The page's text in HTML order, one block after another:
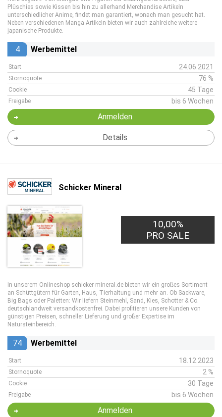
Plüschies sowie Kissen bis hin zu allerhand Merchandise Artikeln
unterschiedlicher Anime, findet man garantiert, wonach man gesucht hat.
Neben verschiedenen Manga Artikeln bieten wir auch zahlreiche weitere
japanische Produkte.
4 Werbemittel
Start 24.06.2021
Stornoquote 76 %
Cookie 45 Tage
Freigabe bis 6 Wochen
Anmelden
Details
Schicker Mineral
1,00€
PRO LEAD
10,00%
PRO SALE
In unserem Onlineshop schicker-mineral.de bieten wir ein großes Sortiment
an Schüttgütern für Garten, Haus, Tierhaltung und mehr an. Ob Sackware,
Big Bags oder Paletten: Wir liefern Steinmehl, Sand, Kies, Schotter & Co.
deutschlandweit versandkostenfrei. Dabei profitieren unsere Kunden von
günstigen Preisen, schneller Lieferung und großer Expertise im
Natursteinbereich.
74 Werbemittel
Start 18.12.2023
Stornoquote 2 %
Cookie 30 Tage
Freigabe bis 6 Wochen
Anmelden